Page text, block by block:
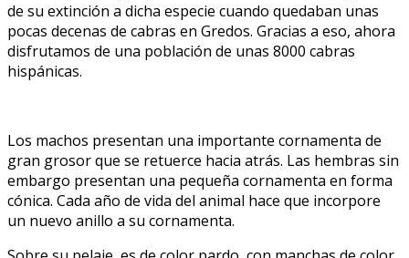
de su extinción a dicha especie cuando quedaban unas
pocas decenas de cabras en Gredos. Gracias a eso, ahora
disfrutamos de una población de unas 8000 cabras
hispánicas.
Los machos presentan una importante cornamenta de
gran grosor que se retuerce hacia atrás. Las hembras sin
embargo presentan una pequeña cornamenta en forma
cónica. Cada año de vida del animal hace que incorpore
un nuevo anillo a su cornamenta.